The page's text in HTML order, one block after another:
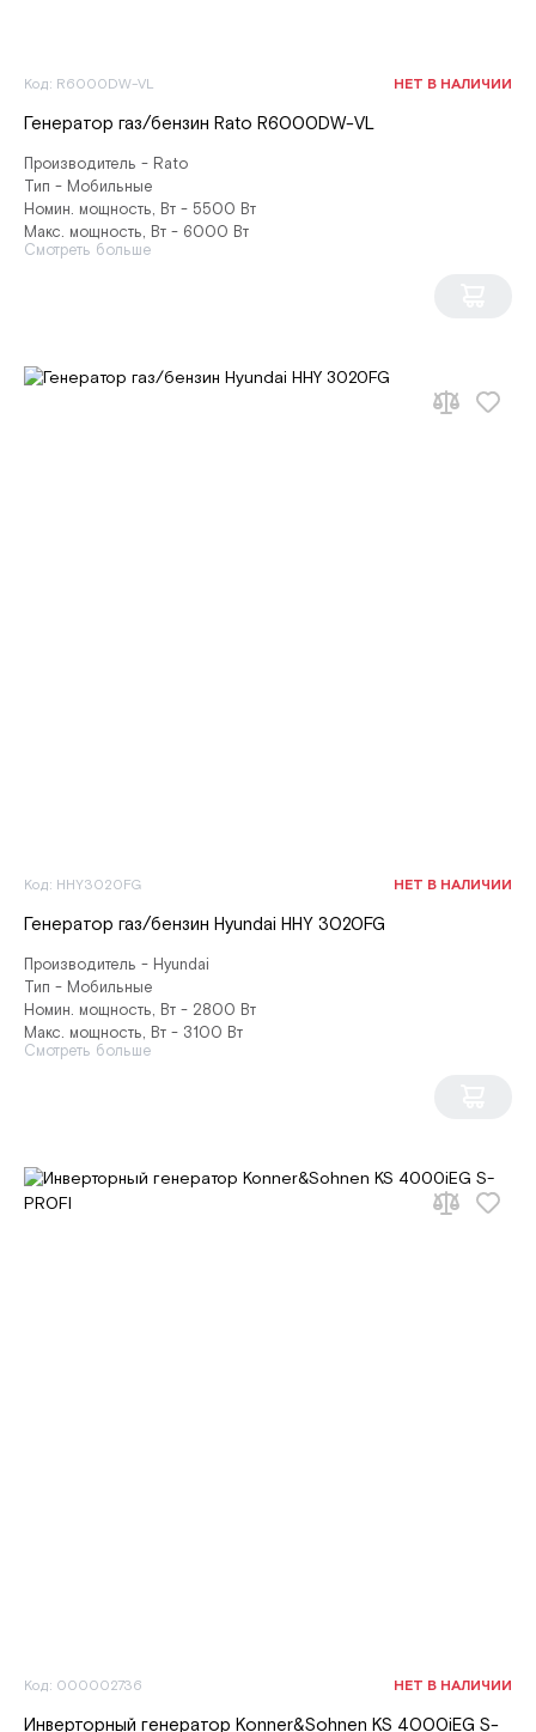
Код: R6000DW-VL НЕТ В НАЛИЧИИ
Генератор газ/бензин Rato R6000DW-VL
Производитель - Rato
Тип - Мобильные
Номин. мощность, Вт - 5500 Вт
Макс. мощность, Вт - 6000 Вт
Смотреть больше
Код: HHY3020FG НЕТ В НАЛИЧИИ
Генератор газ/бензин Hyundai HHY 3020FG
Производитель - Hyundai
Тип - Мобильные
Номин. мощность, Вт - 2800 Вт
Макс. мощность, Вт - 3100 Вт
Смотреть больше
Код: 000002736 НЕТ В НАЛИЧИИ
Инверторный генератор Konner&Sohnen KS 4000iEG S-